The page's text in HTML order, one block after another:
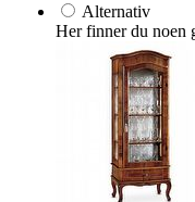
Alternativ
Her finner du noen